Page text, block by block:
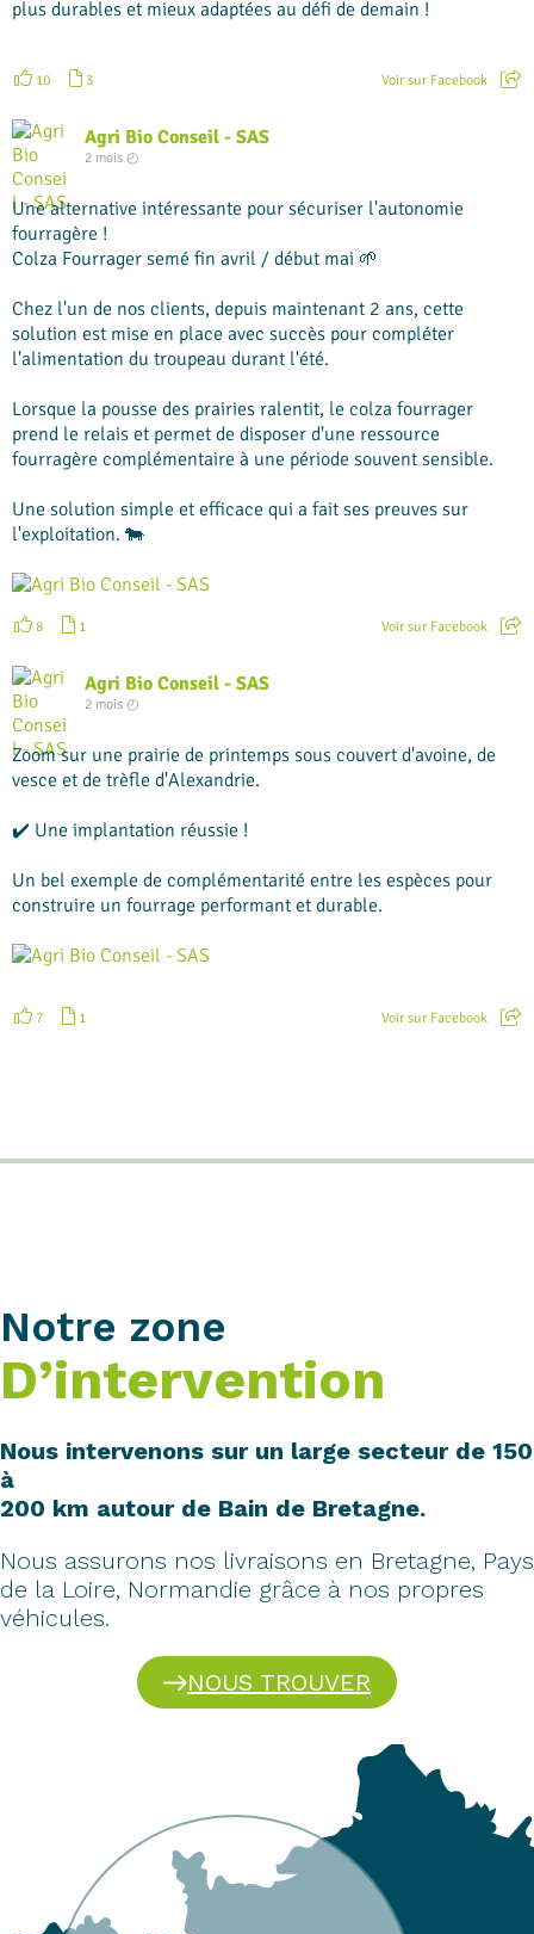
plus durables et mieux adaptées au défi de demain !
10 3 Voir sur Facebook
Agri Bio Conseil - SAS
2 mois ◴
Une alternative intéressante pour sécuriser l'autonomie
fourragère !
Colza Fourrager semé fin avril / début mai 🌱
Chez l'un de nos clients, depuis maintenant 2 ans, cette
solution est mise en place avec succès pour compléter
l'alimentation du troupeau durant l'été.
Lorsque la pousse des prairies ralentit, le colza fourrager
prend le relais et permet de disposer d'une ressource
fourragère complémentaire à une période souvent sensible.
Une solution simple et efficace qui a fait ses preuves sur
l'exploitation. 🐄
8 1 Voir sur Facebook
Agri Bio Conseil - SAS
2 mois ◴
Zoom sur une prairie de printemps sous couvert d'avoine, de
vesce et de trèfle d'Alexandrie.
✔️ Une implantation réussie !
Un bel exemple de complémentarité entre les espèces pour
construire un fourrage performant et durable.
7 1 Voir sur Facebook
Notre zone
D’intervention
Nous intervenons sur un large secteur de 150
à
200 km autour de Bain de Bretagne.
Nous assurons nos livraisons en Bretagne, Pays
de la Loire, Normandie grâce à nos propres
véhicules.
NOUS TROUVER